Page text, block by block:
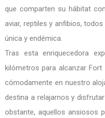
que comparten su hábitat
aviar, reptiles y anfibios,
única y endémica.
Tras esta enriquecedora
kilómetros para alcanzar Fort
cómodamente en nuestro
destina a relajarnos y
obstante, aquellos ansiosos